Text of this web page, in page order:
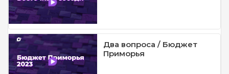
Два вопроса / Бюджет
Приморья